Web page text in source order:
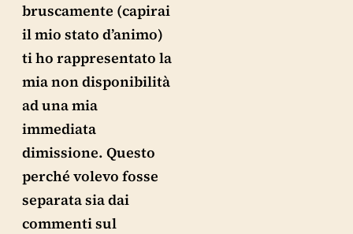
bruscamente (capirai
il mio stato d’animo)
ti ho rappresentato la
mia non disponibilità
ad una mia
immediata
dimissione. Questo
perché volevo fosse
separata sia dai
commenti sul